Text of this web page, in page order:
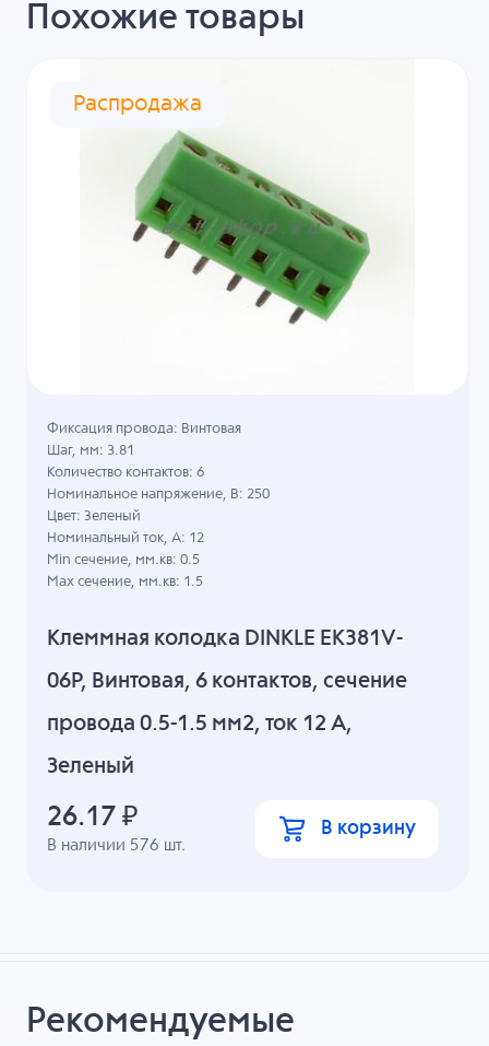
Похожие товары
Распродажа
Клеммная колодка DINKLE EK381V-
06P, Винтовая, 6 контактов, сечение
провода 0.5-1.5 мм2, ток 12 A,
Зеленый
В наличии 576 шт.
Фиксация провода: Винтовая
Шаг, мм: 3.81
Количество контактов: 6
Номинальное напряжение, B: 250
Цвет: Зеленый
Номинальный ток, А: 12
Min сечение, мм.кв: 0.5
Max сечение, мм.кв: 1.5
26.17 ₽ В корзину
Рекомендуемые